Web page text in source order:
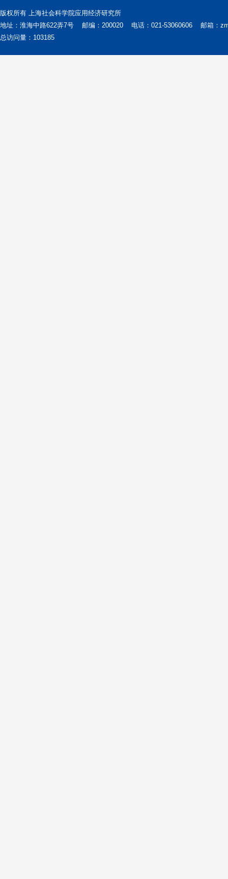
版权所有 上海社会科学院应用经济研究所
地址：淮海中路622弄7号
邮编：200020 电话：021-53060606
邮箱：
总访问量： 103185